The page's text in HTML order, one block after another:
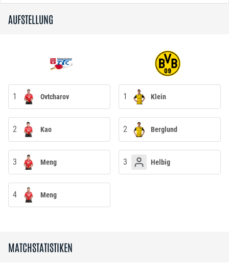
AUFSTELLUNG
1 Ovtcharov 1 Klein
2 Kao 2 Berglund
3 Meng 3 Helbig
4 Meng
MATCHSTATISTIKEN